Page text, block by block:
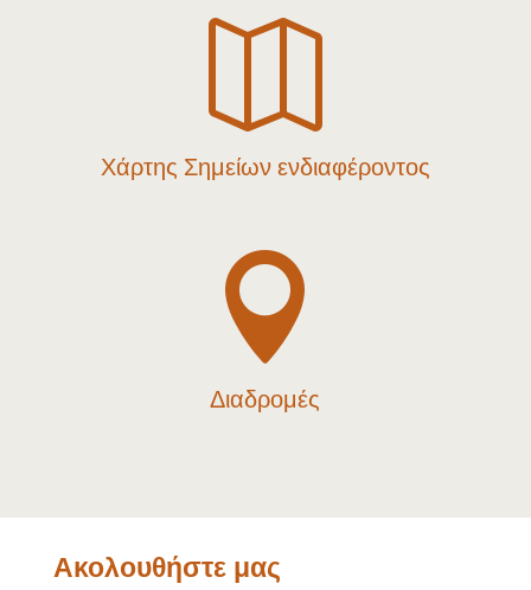

Χάρτης Σημείων ενδιαφέροντος

Διαδρομές
Ακολουθήστε μας